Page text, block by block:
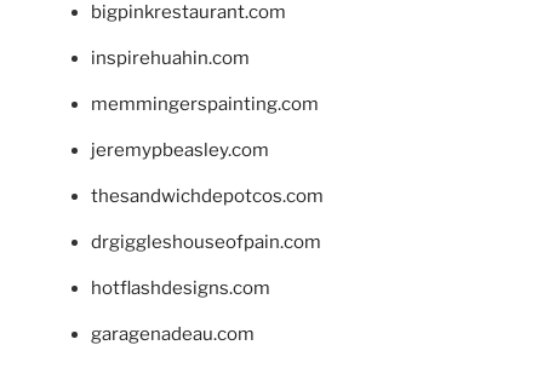
bigpinkrestaurant.com
inspirehuahin.com
memmingerspainting.com
jeremypbeasley.com
thesandwichdepotcos.com
drgiggleshouseofpain.com
hotflashdesigns.com
garagenadeau.com